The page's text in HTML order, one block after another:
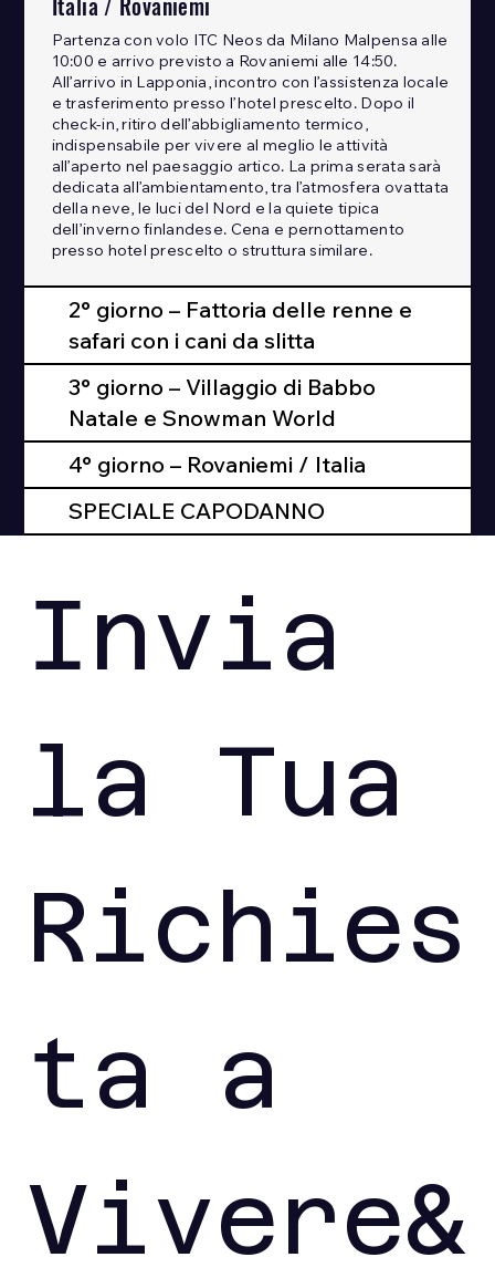
Partenza con volo ITC Neos da Milano Malpensa alle
10:00 e arrivo previsto a Rovaniemi alle 14:50.
All’arrivo in Lapponia, incontro con l’assistenza locale
e trasferimento presso l’hotel prescelto. Dopo il
check-in, ritiro dell’abbigliamento termico,
indispensabile per vivere al meglio le attività
all’aperto nel paesaggio artico. La prima serata sarà
dedicata all’ambientamento, tra l’atmosfera ovattata
della neve, le luci del Nord e la quiete tipica
dell’inverno finlandese. Cena e pernottamento
presso hotel prescelto o struttura similare.
Italia / Rovaniemi
2° giorno – Fattoria delle renne e
safari con i cani da slitta
3° giorno – Villaggio di Babbo
Natale e Snowman World
4° giorno – Rovaniemi / Italia
SPECIALE CAPODANNO
Invia
la Tua
Richies
ta a
Vivere&